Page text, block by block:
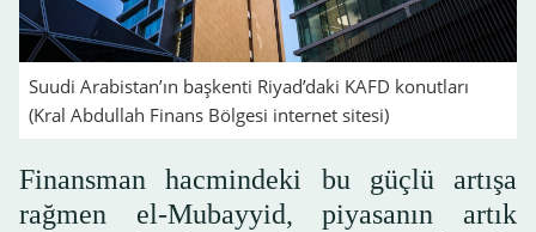
Suudi Arabistan’ın başkenti Riyad’daki KAFD konutları
(Kral Abdullah Finans Bölgesi internet sitesi)
Finansman hacmindeki bu güçlü artışa
rağmen el-Mubayyid, piyasanın artık